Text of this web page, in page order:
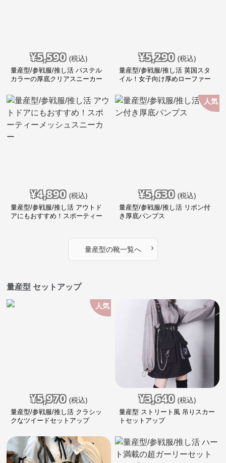
¥5,590 (税込)
量産型/参戦服/推し活 パステル
カラーの厚底クリアスニーカー
¥5,290 (税込)
量産型/参戦服/推し活 英国スタ
イル！女子向け厚めローファー
¥4,890 (税込)
量産型/参戦服/推し活 アウトド
アにもおすすめ！スポーティー
人気
¥5,630 (税込)
量産型/参戦服/推し活 リボン付
き厚底パンプス
量産型の靴一覧へ ›
量産型 セットアップ
人気
¥5,970 (税込)
量産型/参戦服/推し活 クラシッ
クなツイードセットアップ
¥3,640 (税込)
量産型 ストリート風 吊りスカー
トセットアップ